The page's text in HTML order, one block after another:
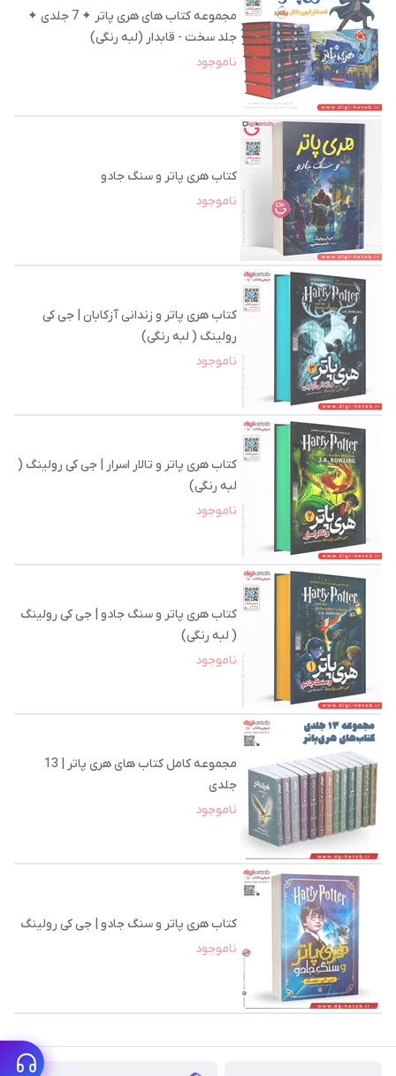
مجموعه کتاب های هری پاتر ✦ 7 جلدی ✦
جلد سخت - قابدار (لبه رنگی)
ناموجود
کتاب هری پاتر و سنگ جادو
ناموجود
کتاب هری پاتر و زندانی آزکابان | جی کی
رولینگ ( لبه رنگی)
ناموجود
کتاب هری پاتر و تالار اسرار | جی کی رولینگ (
لبه رنگی)
ناموجود
کتاب هری پاتر و سنگ جادو | جی کی رولینگ
( لبه رنگی)
ناموجود
مجموعه کامل کتاب های هری پاتر | 13
جلدی
ناموجود
کتاب هری پاتر و سنگ جادو | جی کی رولینگ
ناموجود